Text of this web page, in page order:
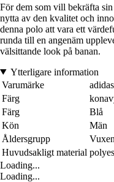
För dem som vill bekräfta
nytta av den kvalitet och
denna polo att vara ett
runda till en angenäm
välsittande look på banan.
Ytterligare information
Varumärke
adidas
Färg
Färg
Blå
Kön
Män
Åldersgrupp
Vuxen
Huvudsakligt material
Loading...
Loading...